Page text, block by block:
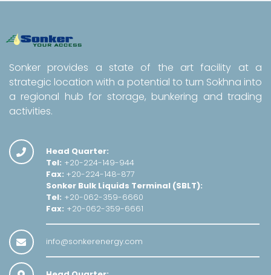
Sonker provides a state of the art facility at a
strategic location with a potential to turn Sokhna into
a regional hub for storage, bunkering and trading
activities.
Head Quarter:
Tel: +20-224-149-944
Fax: +20-224-148-877
Sonker Bulk Liquids Terminal (SBLT):
Tel: +20-062-359-6660
Fax: +20-062-359-6661
info@sonkerenergy.com